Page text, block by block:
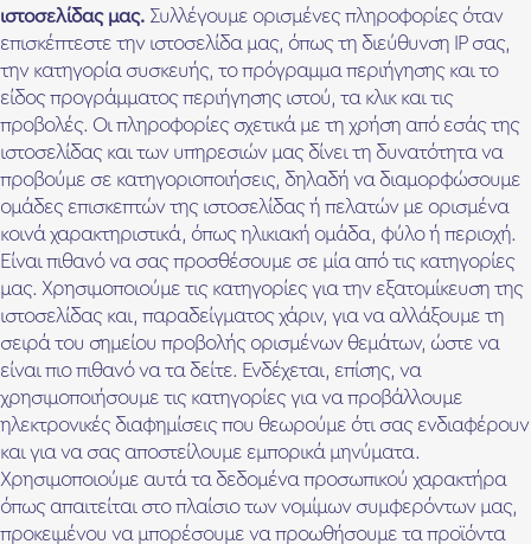
ιστοσελίδας μας. Συλλέγουμε ορισμένες πληροφορίες όταν
επισκέπτεστε την ιστοσελίδα μας, όπως τη διεύθυνση IP σας,
την κατηγορία συσκευής, το πρόγραμμα περιήγησης και το
είδος προγράμματος περιήγησης ιστού, τα κλικ και τις
προβολές. Οι πληροφορίες σχετικά με τη χρήση από εσάς της
ιστοσελίδας και των υπηρεσιών μας δίνει τη δυνατότητα να
προβούμε σε κατηγοριοποιήσεις, δηλαδή να διαμορφώσουμε
ομάδες επισκεπτών της ιστοσελίδας ή πελατών με ορισμένα
κοινά χαρακτηριστικά, όπως ηλικιακή ομάδα, φύλο ή περιοχή.
Είναι πιθανό να σας προσθέσουμε σε μία από τις κατηγορίες
μας. Χρησιμοποιούμε τις κατηγορίες για την εξατομίκευση της
ιστοσελίδας και, παραδείγματος χάριν, για να αλλάξουμε τη
σειρά του σημείου προβολής ορισμένων θεμάτων, ώστε να
είναι πιο πιθανό να τα δείτε. Ενδέχεται, επίσης, να
χρησιμοποιήσουμε τις κατηγορίες για να προβάλλουμε
ηλεκτρονικές διαφημίσεις που θεωρούμε ότι σας ενδιαφέρουν
και για να σας αποστείλουμε εμπορικά μηνύματα.
Χρησιμοποιούμε αυτά τα δεδομένα προσωπικού χαρακτήρα
όπως απαιτείται στο πλαίσιο των νομίμων συμφερόντων μας,
προκειμένου να μπορέσουμε να προωθήσουμε τα προϊόντα